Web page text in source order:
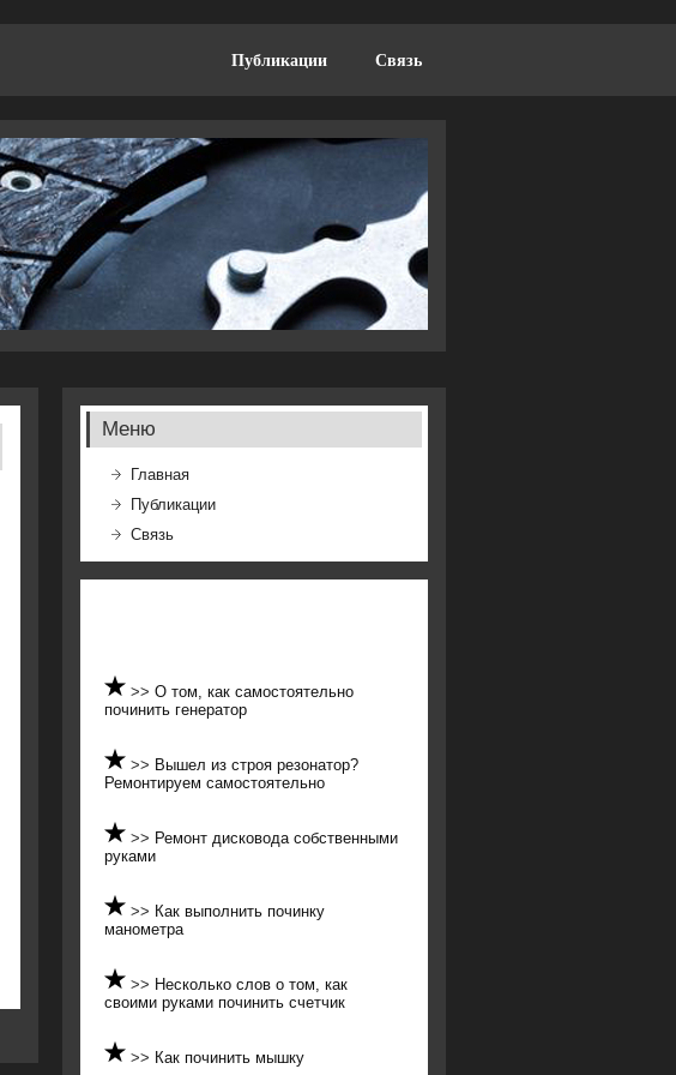
Публикации Связь
Меню
Главная
Публикации
Связь
>> О том, как самостоятельно
починить генератор
>> Вышел из строя резонатор?
Ремонтируем самостоятельно
>> Ремонт дисковода собственными
руками
>> Как выполнить починку
манометра
>> Несколько слов о том, как
своими руками починить счетчик
>> Как починить мышку